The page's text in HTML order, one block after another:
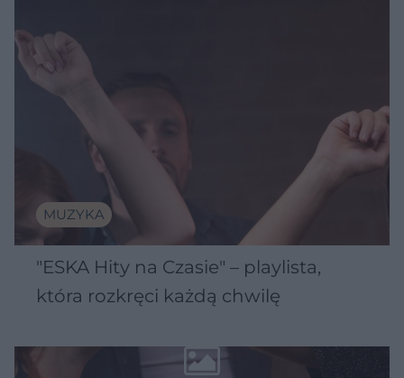
MUZYKA
"ESKA Hity na Czasie" – playlista,
która rozkręci każdą chwilę